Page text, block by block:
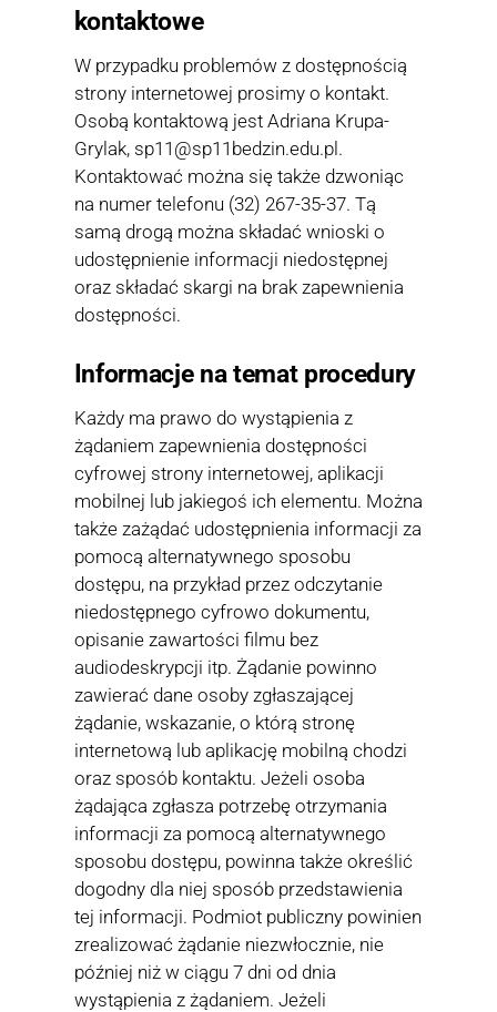
kontaktowe
W przypadku problemów z dostępnością
strony internetowej prosimy o kontakt.
Osobą kontaktową jest Adriana Krupa-
Grylak, sp11@sp11bedzin.edu.pl.
Kontaktować można się także dzwoniąc
na numer telefonu (32) 267-35-37. Tą
samą drogą można składać wnioski o
udostępnienie informacji niedostępnej
oraz składać skargi na brak zapewnienia
dostępności.
Informacje na temat procedury
Każdy ma prawo do wystąpienia z
żądaniem zapewnienia dostępności
cyfrowej strony internetowej, aplikacji
mobilnej lub jakiegoś ich elementu. Można
także zażądać udostępnienia informacji za
pomocą alternatywnego sposobu
dostępu, na przykład przez odczytanie
niedostępnego cyfrowo dokumentu,
opisanie zawartości filmu bez
audiodeskrypcji itp. Żądanie powinno
zawierać dane osoby zgłaszającej
żądanie, wskazanie, o którą stronę
internetową lub aplikację mobilną chodzi
oraz sposób kontaktu. Jeżeli osoba
żądająca zgłasza potrzebę otrzymania
informacji za pomocą alternatywnego
sposobu dostępu, powinna także określić
dogodny dla niej sposób przedstawienia
tej informacji. Podmiot publiczny powinien
zrealizować żądanie niezwłocznie, nie
później niż w ciągu 7 dni od dnia
wystąpienia z żądaniem. Jeżeli